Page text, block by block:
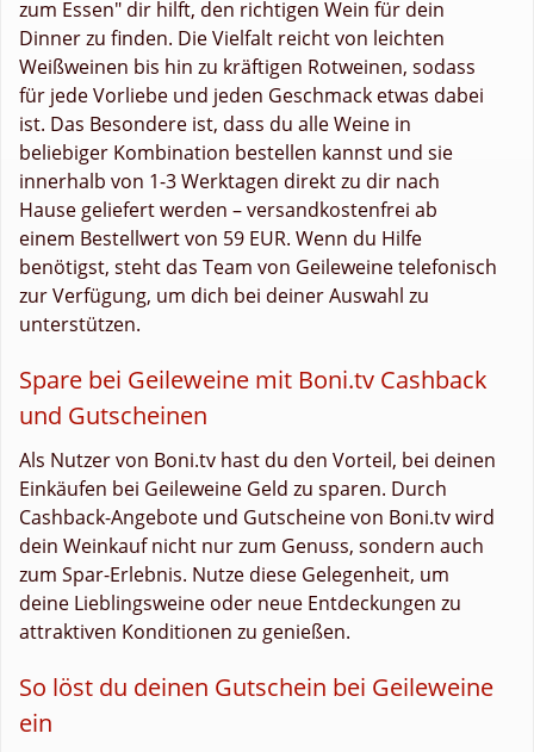
zum Essen" dir hilft, den richtigen Wein für dein
Dinner zu finden. Die Vielfalt reicht von leichten
Weißweinen bis hin zu kräftigen Rotweinen, sodass
für jede Vorliebe und jeden Geschmack etwas dabei
ist. Das Besondere ist, dass du alle Weine in
beliebiger Kombination bestellen kannst und sie
innerhalb von 1-3 Werktagen direkt zu dir nach
Hause geliefert werden – versandkostenfrei ab
einem Bestellwert von 59 EUR. Wenn du Hilfe
benötigst, steht das Team von Geileweine telefonisch
zur Verfügung, um dich bei deiner Auswahl zu
unterstützen.
Spare bei Geileweine mit Boni.tv Cashback
und Gutscheinen
Als Nutzer von Boni.tv hast du den Vorteil, bei deinen
Einkäufen bei Geileweine Geld zu sparen. Durch
Cashback-Angebote und Gutscheine von Boni.tv wird
dein Weinkauf nicht nur zum Genuss, sondern auch
zum Spar-Erlebnis. Nutze diese Gelegenheit, um
deine Lieblingsweine oder neue Entdeckungen zu
attraktiven Konditionen zu genießen.
So löst du deinen Gutschein bei Geileweine
ein